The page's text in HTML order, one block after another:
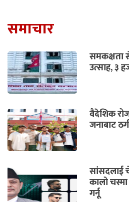
समाचार
समकक्षता
उत्साह, ३
वैदेशिक
जनाबाट
सांसदलाई
कालो
गर्नू